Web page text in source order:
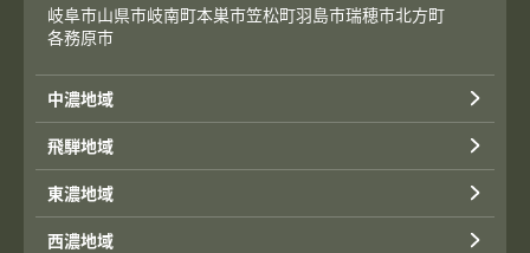
岐阜市山県市岐南町本巣市笠松町羽島市瑞穂市北方町
各務原市
中濃地域
飛騨地域
東濃地域
西濃地域